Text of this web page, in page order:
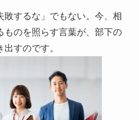
敗するな」でもない。今、相
ものを照らす言葉が、部下の
すのです。